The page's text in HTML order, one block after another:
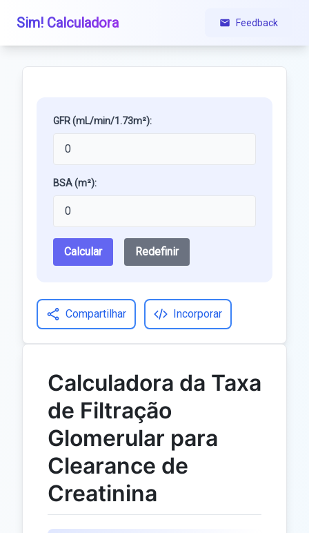
Sim! Calculadora Feedback
GFR (mL/min/1.73m²):
BSA (m²):
Calcular Redefinir
Compartilhar Incorporar
Calculadora da Taxa
de Filtração
Glomerular para
Clearance de
Creatinina